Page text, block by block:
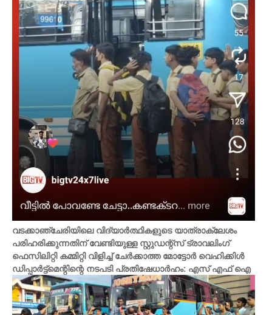
വടക്കാഞ്ചേരിയിലെ വിദ്യാർത്ഥികളുടെ യാത്രാക്ലേശം
പരിഹരിക്കുന്നതിന് വേണ്ടിയുള്ള സ്റ്റുഡന്റ്‌സ് ട്രാവലിംഗ്
ഫെസിലിറ്റി കമ്മിറ്റി വിളിച്ച് ചേർക്കാത്ത മോട്ടോർ വെഹിക്കിൾ
ഡിപ്പാർട്ട്മെന്റിന്റെ നടപടി പ്രതിഷേധാർഹം: എസ് എഫ് ഐ